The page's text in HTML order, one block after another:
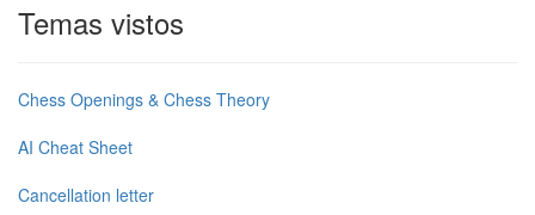
Temas vistos
Chess Openings & Chess Theory
AI Cheat Sheet
Cancellation letter